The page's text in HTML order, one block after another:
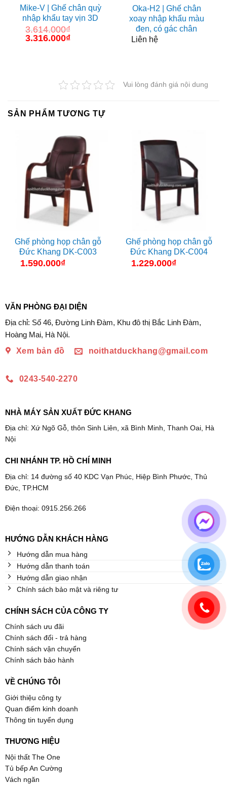
Mike-V | Ghế chân quỳ
nhập khẩu tay vịn 3D
3.614.000₫
Giá
3.316.000₫Giá
Oka-H2 | Ghế chân
xoay nhập khẩu màu
đen, có gác chân
Liên hệ
Vui lòng đánh giá nội dung
SẢN PHẨM TƯƠNG TỰ
Ghế phòng họp chân gỗ
Đức Khang DK-C003
1.590.000₫
Ghế phòng họp chân gỗ
Đức Khang DK-C004
1.229.000₫
VĂN PHÒNG ĐẠI DIỆN
Địa chỉ: Số 46, Đường Linh Đàm, Khu đô thị Bắc Linh Đàm,
Hoàng Mai, Hà Nội.
Xem bản đồ
noithatduckhang@gmail.com
0243-540-2270
NHÀ MÁY SẢN XUẤT ĐỨC KHANG
Địa chỉ: Xứ Ngõ Gỗ, thôn Sinh Liên, xã Bình Minh, Thanh Oai, Hà
Nội
CHI NHÁNH TP. HỒ CHÍ MINH
Địa chỉ: 14 đường số 40 KDC Vạn Phúc, Hiệp Bình Phước, Thủ
Đức, TP.HCM
Điện thoại: 0915.256.266
HƯỚNG DẪN KHÁCH HÀNG
Hướng dẫn mua hàng
Hướng dẫn thanh toán
Hướng dẫn giao nhận
Chính sách bảo mật và riêng tư
CHÍNH SÁCH CỦA CÔNG TY
Chính sách ưu đãi
Chính sách đổi - trả hàng
Chính sách vận chuyển
Chính sách bảo hành
VỀ CHÚNG TÔI
Giới thiệu công ty
Quan điểm kinh doanh
Thông tin tuyển dụng
THƯƠNG HIỆU
Nội thất The One
Tủ bếp An Cường
Vách ngăn